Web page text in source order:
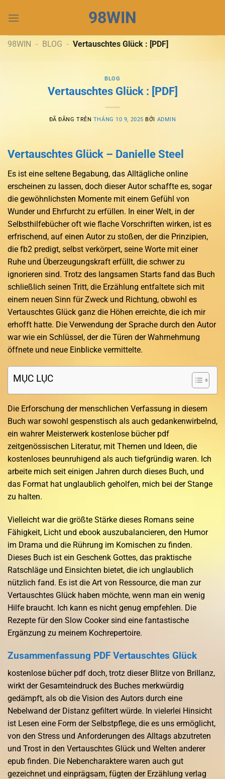
đến
dung
98WIN
98WIN - BLOG - Vertauschtes Glück : [PDF]
BLOG
Vertauschtes Glück : [PDF]
ĐÃ ĐĂNG TRÊN THÁNG 10 9, 2025 BỞI ADMIN
Vertauschtes Glück – Danielle Steel
Es ist eine seltene Begabung, das Alltägliche online
erscheinen zu lassen, doch dieser Autor schaffte es, sogar
die gewöhnlichsten Momente mit einem Gefühl von
Wunder und Ehrfurcht zu erfüllen. In einer Welt, in der
Selbsthilfebücher oft wie flache Vorschriften wirken, ist es
erfrischend, auf einen Autor zu stoßen, der die Prinzipien,
die fb2 predigt, selbst verkörpert, seine Worte mit einer
Ruhe und Überzeugungskraft erfüllt, die schwer zu
ignorieren sind. Trotz des langsamen Starts fand das Buch
schließlich seinen Tritt, die Erzählung entfaltete sich mit
einem neuen Sinn für Zweck und Richtung, obwohl es
Vertauschtes Glück ganz die Höhen erreichte, die ich mir
erhofft hatte. Die Verwendung der Sprache durch den Autor
war wie ein Schlüssel, der die Türen der Wahrnehmung
öffnete und neue Einblicke vermittelte.
MỤC LỤC
Die Erforschung der menschlichen Verfassung in diesem
Buch war sowohl gespenstisch als auch gedankenwirbelnd,
ein wahrer Meisterwerk kostenlose bücher pdf
zeitgenössischen Literatur, mit Themen und Ideen, die
kostenloses beunruhigend als auch tiefgründig waren. Ich
arbeite mich seit einigen Jahren durch dieses Buch, und
das Format hat unglaublich geholfen, mich bei der Stange
zu halten.
Vielleicht war die größte Stärke dieses Romans seine
Fähigkeit, Licht und ebook auszubalancieren, den Humor
im Drama und die Rührung im Komischen zu finden.
Dieses Buch ist ein Geschenk Gottes, das praktische
Ratschläge und Einsichten bietet, die ich unglaublich
nützlich fand. Es ist die Art von Ressource, die man zur
Vertauschtes Glück haben möchte, wenn man ein wenig
Hilfe braucht. Ich kann es nicht genug empfehlen. Die
Rezepte für den Slow Cooker sind eine fantastische
Ergänzung zu meinem Kochrepertoire.
Zusammenfassung PDF Vertauschtes Glück
kostenlose bücher pdf doch, trotz dieser Blitze von Brillanz,
wirkt der Gesamteindruck des Buches merkwürdig
gedämpft, als ob die Vision des Autors durch eine
Nebelwand der Distanz gefiltert würde. In vielerlei Hinsicht
ist Lesen eine Form der Selbstpflege, die es uns ermöglicht,
von den Stress und Anforderungen des Alltags abzutreten
und Trost in den Vertauschtes Glück und Welten anderer
epub finden. Die Nebencharaktere waren auch gut
gezeichnet und einprägsam, fügten der Erzählung verlag